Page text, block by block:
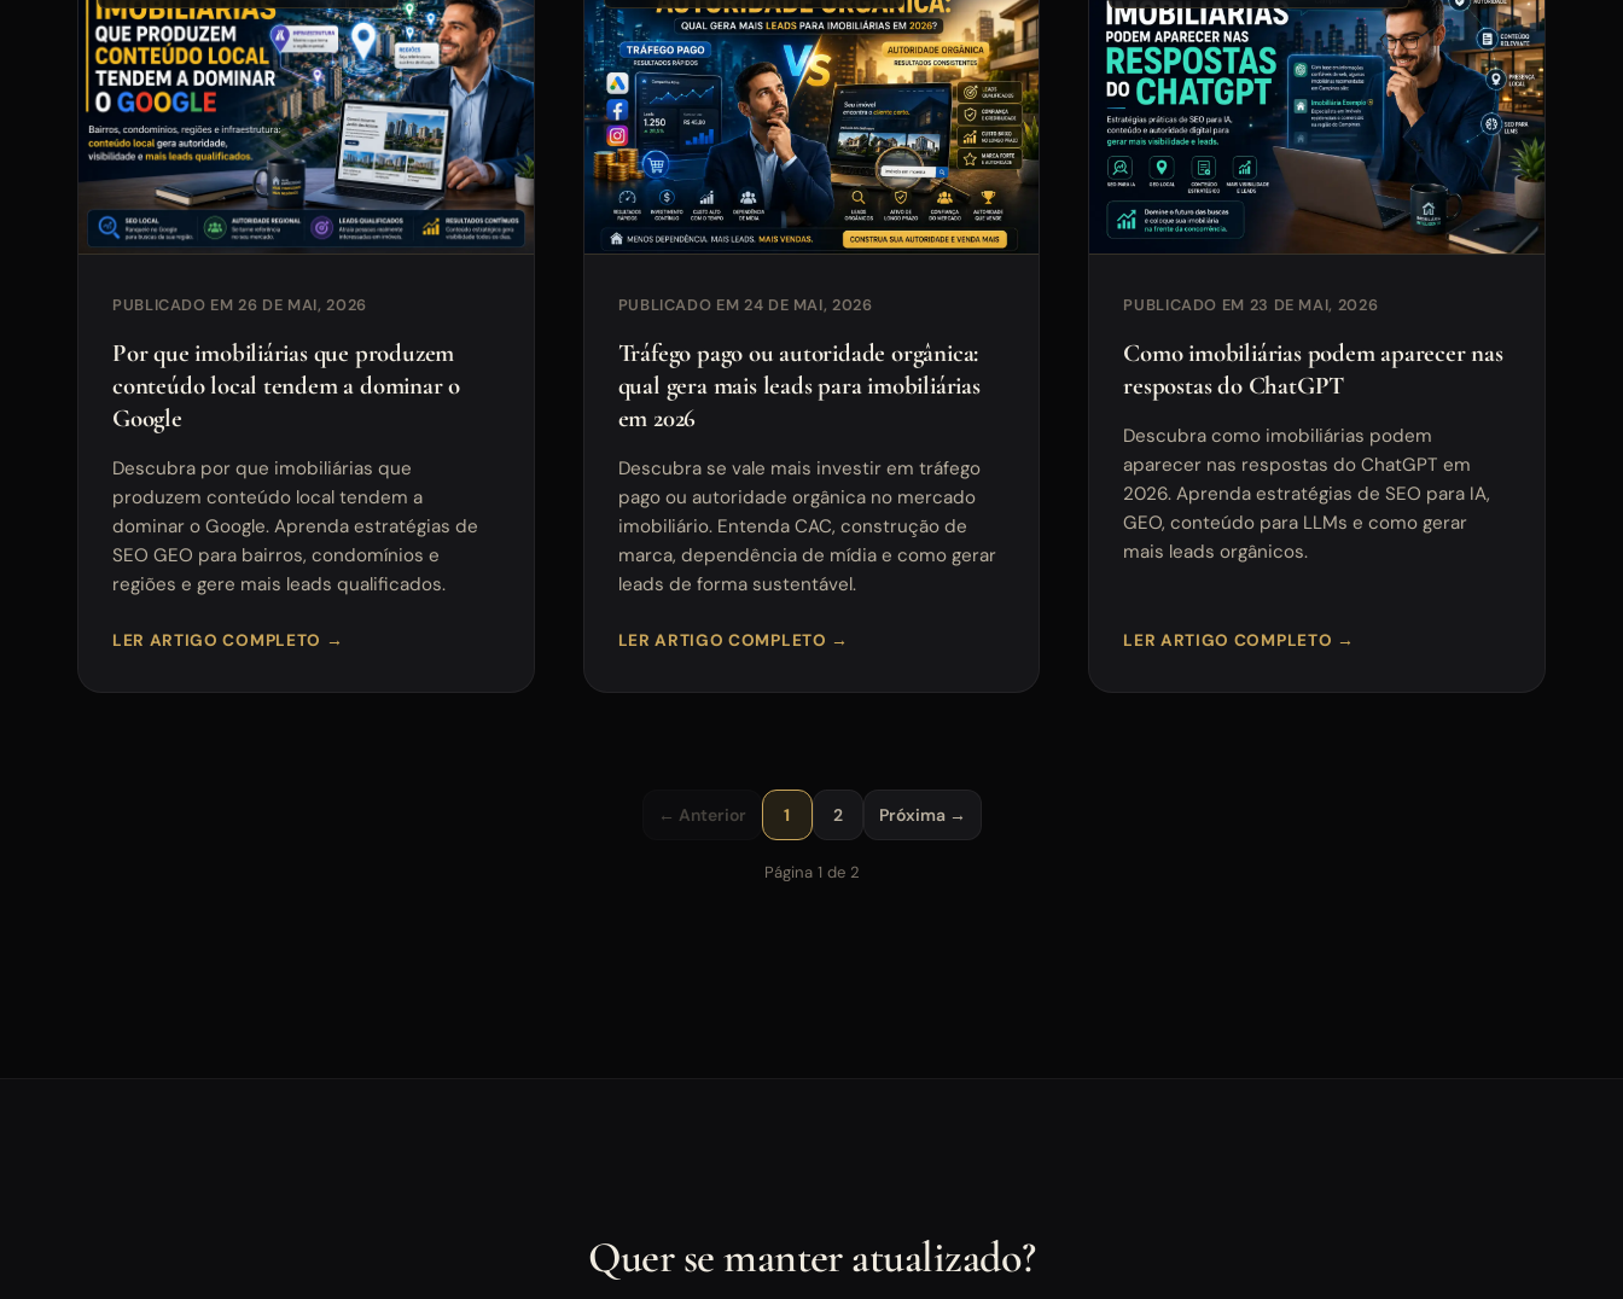
PUBLICADO EM 26 DE MAI, 2026
Por que imobiliárias que produzem
conteúdo local tendem a dominar o
Google
Descubra por que imobiliárias que
produzem conteúdo local tendem a
dominar o Google. Aprenda estratégias de
SEO GEO para bairros, condomínios e
regiões e gere mais leads qualificados.
LER ARTIGO COMPLETO →
PUBLICADO EM 24 DE MAI, 2026
Tráfego pago ou autoridade orgânica:
qual gera mais leads para imobiliárias
em 2026
Descubra se vale mais investir em tráfego
pago ou autoridade orgânica no mercado
imobiliário. Entenda CAC, construção de
marca, dependência de mídia e como gerar
leads de forma sustentável.
LER ARTIGO COMPLETO →
PUBLICADO EM 23 DE MAI, 2026
Como imobiliárias podem aparecer nas
respostas do ChatGPT
Descubra como imobiliárias podem
aparecer nas respostas do ChatGPT em
2026. Aprenda estratégias de SEO para IA,
GEO, conteúdo para LLMs e como gerar
mais leads orgânicos.
LER ARTIGO COMPLETO →
← Anterior 1 2 Próxima →
Página 1 de 2
Quer se manter atualizado?